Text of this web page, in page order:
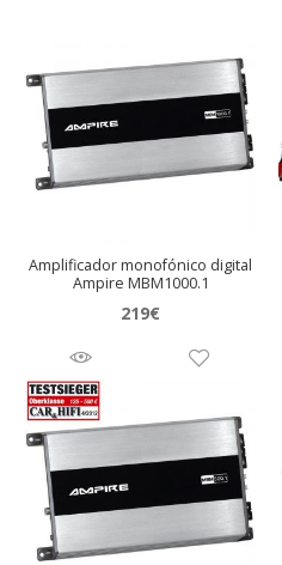
Amplificador monofónico digital
Ampire MBM1000.1
219€